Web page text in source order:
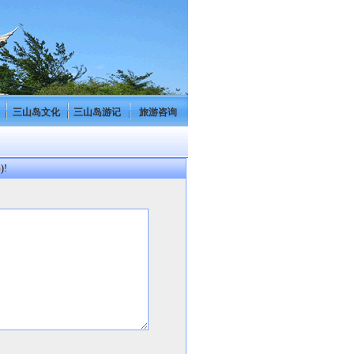
三山岛文化 三山岛游记 旅游咨询
)!